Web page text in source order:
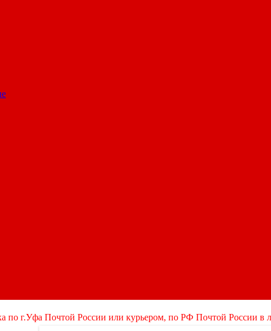
по г.Уфа Почтой России или курьером, по РФ Почтой России в